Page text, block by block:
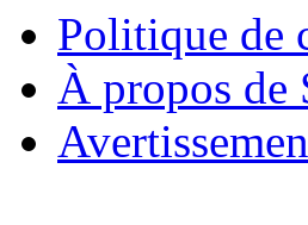
Politique de
À propos de